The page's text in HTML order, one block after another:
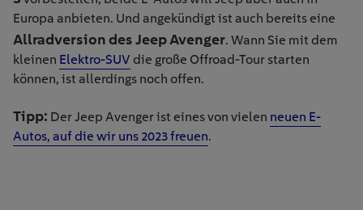
Europa anbieten. Und angekündigt ist auch bereits eine
Allradversion des Jeep Avenger. Wann Sie mit dem
kleinen Elektro-SUV die große Offroad-Tour starten
können, ist allerdings noch offen.
Tipp: Der Jeep Avenger ist eines von vielen neuen E-
Autos, auf die wir uns 2023 freuen.